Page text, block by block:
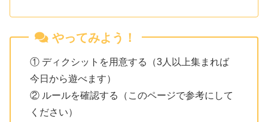
やってみよう！
① ディクシットを用意する（3人以上集まれば
今日から遊べます）
② ルールを確認する（このページで参考にして
ください）